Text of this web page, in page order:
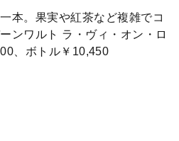
本。果実や紅茶など複雑でコ
ンワルト ラ・ヴィ・オン・ロ
、ボトル￥10,450